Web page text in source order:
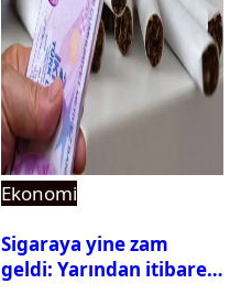
Ekonomi
Sigaraya yine zam
geldi: Yarından itibaren